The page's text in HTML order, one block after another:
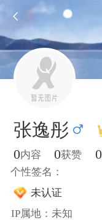
张逸彤
0内容 0获赞 0
个性签名：
未认证
IP属地：未知